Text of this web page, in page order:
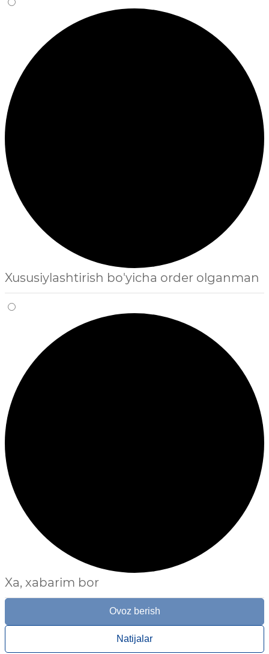
Xususiylashtirish bo'yicha order olganman
Xa, xabarim bor
Ovoz berish
Natijalar